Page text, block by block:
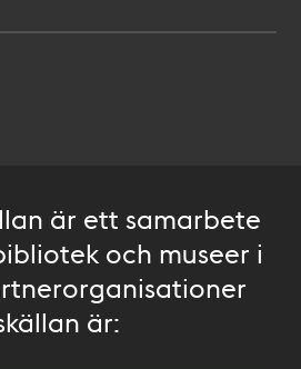
är ett samarbete
och museer i
är: